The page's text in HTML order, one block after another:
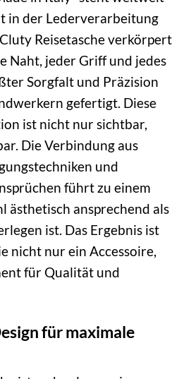
in der Lederverarbeitung
Reisetasche verkörpert
Naht, jeder Griff und jedes
Sorgfalt und Präzision
gefertigt. Diese
ist nicht nur sichtbar,
Die Verbindung aus
und
führt zu einem
ästhetisch ansprechend als
ist. Das Ergebnis ist
nicht nur ein Accessoire,
für Qualität und
für maximale